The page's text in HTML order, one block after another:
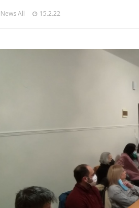
News All 15.2.22